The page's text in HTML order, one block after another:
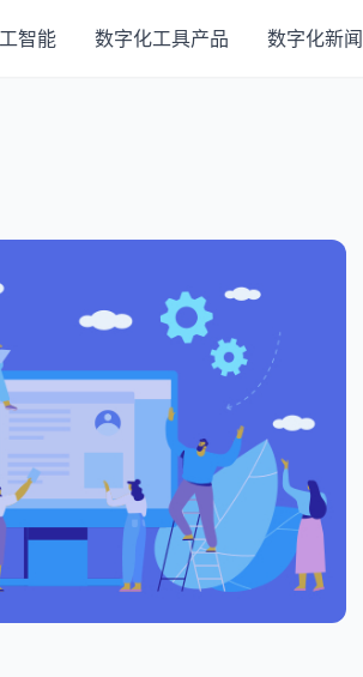
智能 数字化工具产品 数字化新闻